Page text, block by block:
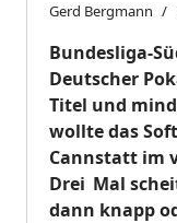
Gerd Bergmann
Bundesliga-
Deutscher
Titel und
wollte das
Cannstatt im
Drei Mal
dann knapp